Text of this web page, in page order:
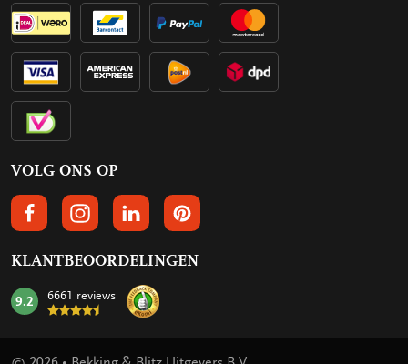
VOLG ONS OP
VOLGS ONS OP FACEBOOK
VOLG ONS OP INSTAGRAM
VOLG ONS OP LINKEDIN
VOLG ONS OP PINTEREST
KLANTBEOORDELINGEN
mark:
9.2 6661 reviews